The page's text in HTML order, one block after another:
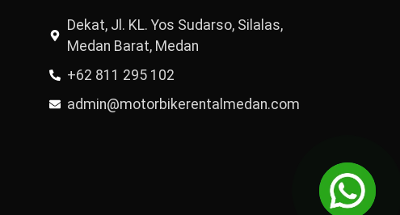
Dekat, Jl. KL. Yos Sudarso, Silalas,
Medan Barat, Medan
+62 811 295 102
admin@motorbikerentalmedan.com